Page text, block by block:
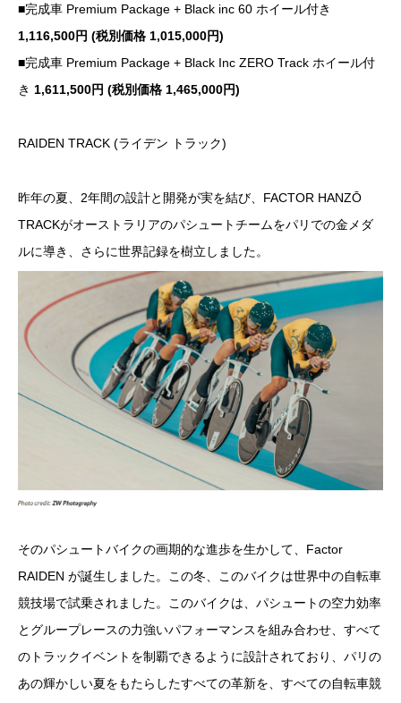
■完成車 Premium Package + Black inc 60 ホイール付き
1,116,500円 (税別価格 1,015,000円)
■完成車 Premium Package + Black Inc ZERO Track ホイール付
き 1,611,500円 (税別価格 1,465,000円)
RAIDEN TRACK (ライデン トラック)
昨年の夏、2年間の設計と開発が実を結び、FACTOR HANZŌ
TRACKがオーストラリアのパシュートチームをパリでの金メダ
ルに導き、さらに世界記録を樹立しました。
そのパシュートバイクの画期的な進歩を生かして、Factor
RAIDEN が誕生しました。この冬、このバイクは世界中の自転車
競技場で試乗されました。このバイクは、パシュートの空力効率
とグループレースの力強いパフォーマンスを組み合わせ、すべて
のトラックイベントを制覇できるように設計されており、パリの
あの輝かしい夏をもたらしたすべての革新を、すべての自転車競